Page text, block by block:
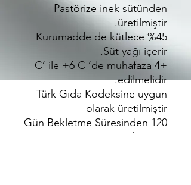
Pastörize inek sütünden
üretilmiştir.
Kurumadde de kütlece %45
Süt yağı içerir.
+4 C’ ile +6 C ‘de muhafaza
edilmelidir.
Türk Gıda Kodeksine uygun
olarak üretilmiştir
120 Gün Bekletme Süresinden
Sonra Piyasaya Sunulmuştur.